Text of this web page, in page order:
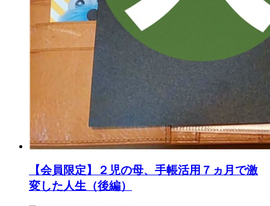
【会員限定】２児の母、手帳活用７ヵ月で激
変した人生（後編）